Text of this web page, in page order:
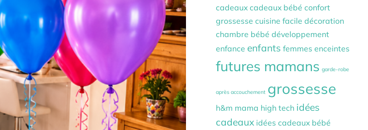
cadeaux cadeaux bébé confort
grossesse cuisine facile décoration
chambre bébé développement
enfance enfants femmes enceintes
futures mamans garde-robe
après accouchement grossesse
h&m mama high tech idées
cadeaux idées cadeaux bébé